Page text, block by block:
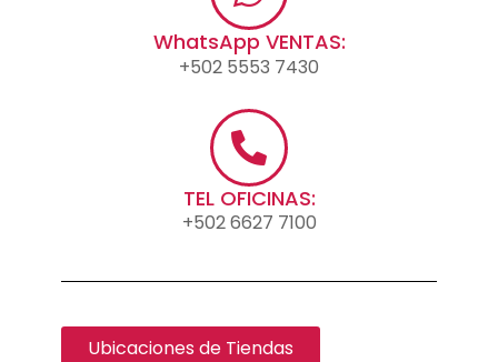
WhatsApp VENTAS:
+502 5553 7430
TEL OFICINAS:
+502 6627 7100
Ubicaciones de Tiendas